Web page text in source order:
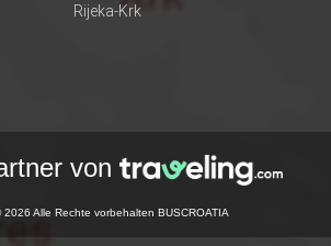
Rijeka-Krk
von
2026 Alle Rechte vorbehalten BUSCROATIA